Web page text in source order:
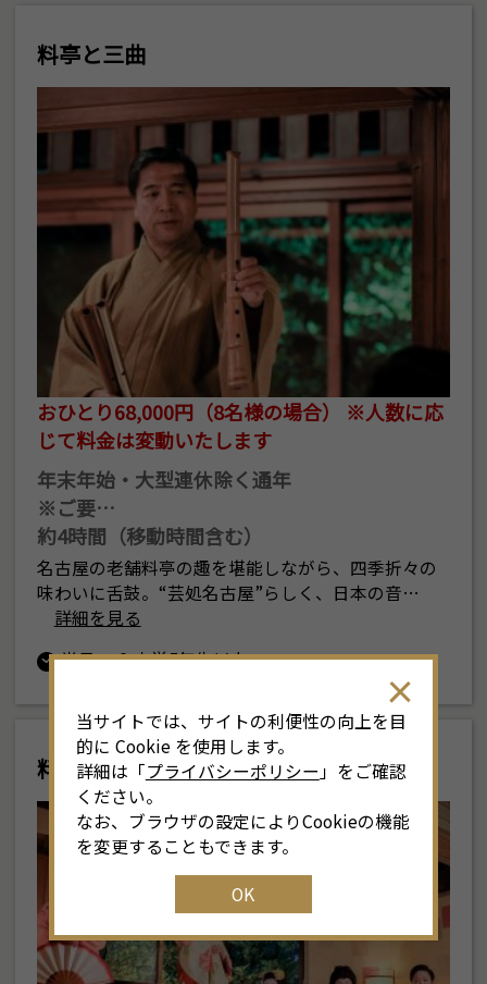
料亭と三曲
おひとり68,000円（8名様の場合） ※人数に応
じて料金は変動いたします
年末年始・大型連休除く通年
※ご要…
約4時間（移動時間含む）
名古屋の老舗料亭の趣を堪能しながら、四季折々の
味わいに舌鼓。“芸処名古屋”らしく、日本の音…
詳細を見る
半日 小学5年生以上
料亭と芸者
当サイトでは、サイトの利便性の向上を目
的に Cookie を使用します。
詳細は「プライバシーポリシー 」をご確認
ください。
なお、ブラウザの設定によりCookieの機能
を変更することもできます。
OK